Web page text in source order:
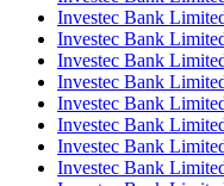
Investec Bank
Investec Bank
Investec Bank
Investec Bank
Investec Bank
Investec Bank
Investec Bank
Investec Bank